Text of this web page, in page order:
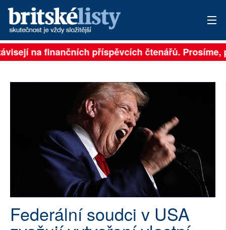
PŘIHLÁSIT
NEJČTENĚJŠÍ ZA 7 DNÍ
PŘÍSPĚVKY NA PROVOZ
na finančních příspěvcích čtenářů. Prosíme,
Federální soudci v USA